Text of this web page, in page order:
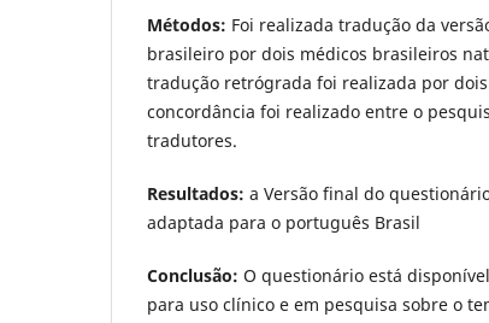
Métodos: Foi realizada tradução da
brasileiro por dois médicos brasileiros
tradução retrógrada foi realizada por
concordância foi realizado entre o
tradutores.
Resultados: a Versão final do
adaptada para o português Brasil
Conclusão: O questionário está
para uso clínico e em pesquisa sobre o